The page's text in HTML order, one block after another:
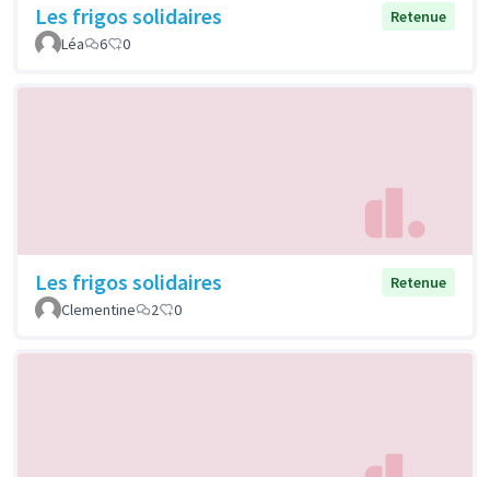
Les frigos solidaires
Retenue
Léa
6 0
Les frigos solidaires
Retenue
Clementine
2 0